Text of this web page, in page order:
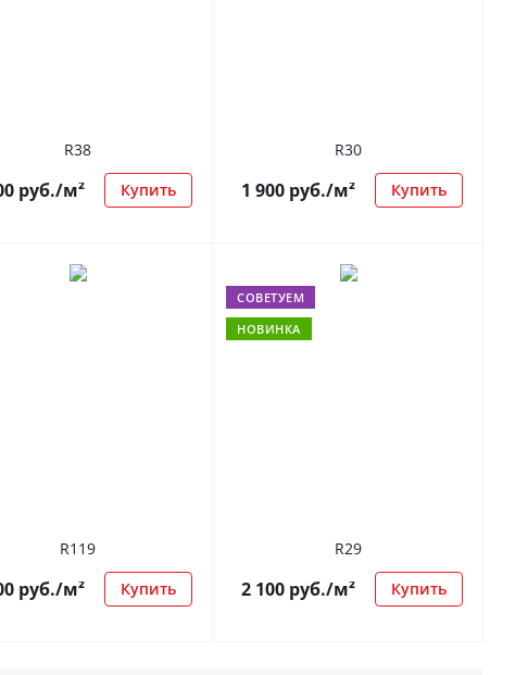
R38
руб./м² Купить
R30
1 900 руб./м² Купить
R119
руб./м² Купить
СОВЕТУЕМ
НОВИНКА
R29
2 100 руб./м² Купить